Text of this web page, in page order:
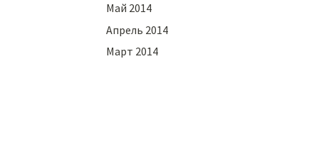
Май 2014
Апрель 2014
Март 2014